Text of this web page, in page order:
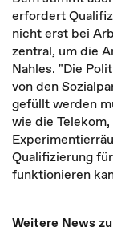
erfordert
nicht erst bei
zentral, um die
Nahles. "Die
von den
gefüllt werden
wie die
Qualifizierung
funktionieren
Weitere News